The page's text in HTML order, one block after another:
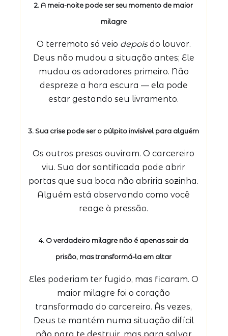
2. A meia-noite pode ser seu momento de maior
milagre
O terremoto só veio depoisdo louvor.
Deus não mudou a situação antes; Ele
mudou os adoradores primeiro. Não
despreze a hora escura — ela pode
estar gestando seu livramento.
3. Sua crise pode ser o púlpito invisível para alguém
Os outros presos ouviram. O carcereiro
viu. Sua dor santificada pode abrir
portas que sua boca não abriria sozinha.
Alguém está observando como você
reage à pressão.
4. O verdadeiro milagre não é apenas sair da
prisão, mas transformá-la em altar
Eles poderiam ter fugido, mas ficaram. O
maior milagre foi o coração
transformado do carcereiro. Às vezes,
Deus te mantém numa situação difícil